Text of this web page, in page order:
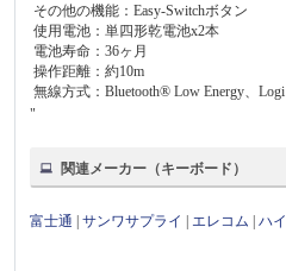
その他の機能：Easy-Switchボタン
使用電池：単四形乾電池x2本
電池寿命：36ヶ月
操作距離：約10m
無線方式：Bluetooth® Low Energy、
"
関連メーカー（キーボード）
富士通 |サンワサプライ エレコム |ハ